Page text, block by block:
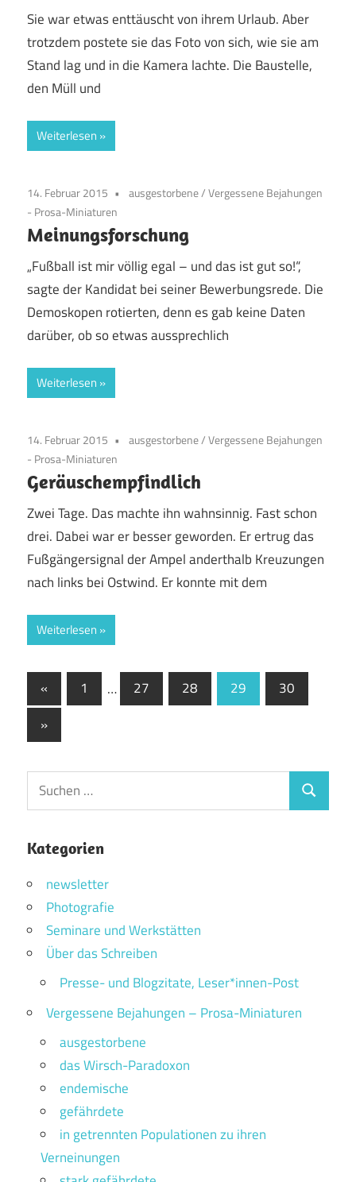
Sie war etwas enttäuscht von ihrem Urlaub. Aber
trotzdem postete sie das Foto von sich, wie sie am
Stand lag und in die Kamera lachte. Die Baustelle,
den Müll und
Weiterlesen
14. Februar 2015 ausgestorbene/Vergessene Bejahungen
- Prosa-Miniaturen
Meinungsforschung
„Fußball ist mir völlig egal – und das ist gut so!“,
sagte der Kandidat bei seiner Bewerbungsrede. Die
Demoskopen rotierten, denn es gab keine Daten
darüber, ob so etwas aussprechlich
Weiterlesen
14. Februar 2015 ausgestorbene/Vergessene Bejahungen
- Prosa-Miniaturen
Geräuschempfindlich
Zwei Tage. Das machte ihn wahnsinnig. Fast schon
drei. Dabei war er besser geworden. Er ertrug das
Fußgängersignal der Ampel anderthalb Kreuzungen
nach links bei Ostwind. Er konnte mit dem
Weiterlesen
Seitennummerierung
der
Beiträge
« Vorherige
Beiträge
1 … 27 28 29
30
Nächste
Beiträge
»
Suchen
nach:
Suchen
Kategorien
newsletter
Photografie
Seminare und Werkstätten
Über das Schreiben
Presse- und Blogzitate, Leser*innen-Post
Vergessene Bejahungen – Prosa-Miniaturen
ausgestorbene
das Wirsch-Paradoxon
endemische
gefährdete
in getrennten Populationen zu ihren
Verneinungen